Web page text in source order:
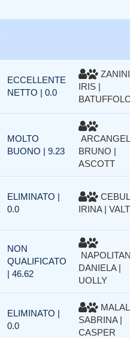
ECCELLENTE
NETTO | 0.0
ZANINI
IRIS |
BATUFFOLO
MOLTO
BUONO | 9.23
ARCANGELI
BRUNO |
ASCOTT
ELIMINATO |
0.0
IRINA |
NON
QUALIFICATO
| 46.62
DANIELA |
UOLLY
ELIMINATO |
0.0
SABRINA |
CASPER